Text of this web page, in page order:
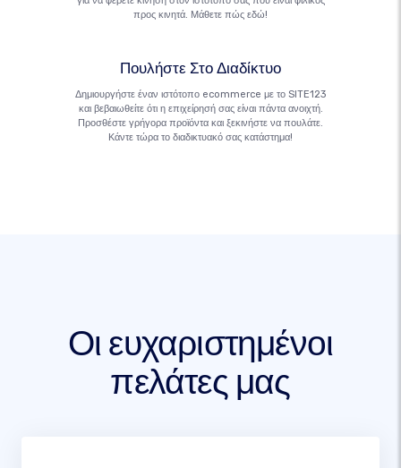
προς κινητά. Μάθετε πώς εδώ!
Πουλήστε Στο Διαδίκτυο
Δημιουργήστε έναν ιστότοπο ecommerce με το SITE123
και βεβαιωθείτε ότι η επιχείρησή σας είναι πάντα ανοιχτή.
Προσθέστε γρήγορα προϊόντα και ξεκινήστε να πουλάτε.
Κάντε τώρα το διαδικτυακό σας κατάστημα!
Οι ευχαριστημένοι
πελάτες μας